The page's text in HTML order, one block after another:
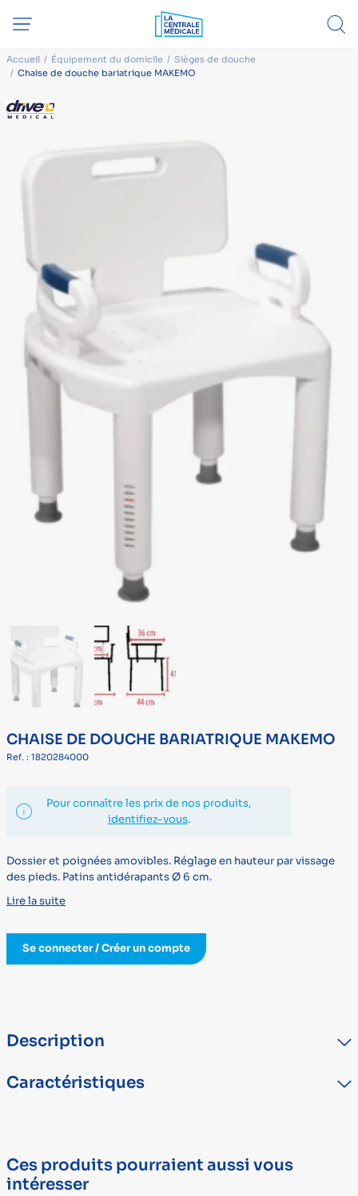
Accueil Équipement du domicile
Sièges de douche
Chaise de douche bariatrique MAKEMO
CHAISE DE DOUCHE BARIATRIQUE MAKEMO
Ref. : 1820284000
Pour connaître les prix de nos produits,
identifiez-vous.
Dossier et poignées amovibles. Réglage en hauteur par vissage
des pieds. Patins antidérapants Ø 6 cm.
Lire la suite
Se connecter / Créer un compte
Description
surface. Réglage en hauteur par vissage des pieds avec témoins
Caractéristiques
Garantie
Ces produits pourraient aussi vous
intéresser